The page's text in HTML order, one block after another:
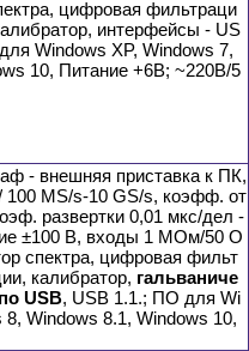
цифровая фильтраци
интерфейсы - US
Windows XP, Windows 7,
10, Питание +6В; ~220В/5
- внешняя приставка к ПК,
100 MS/s-10 GS/s, коэфф. от
развертки 0,01 мкс/дел -
±100 В, входы 1 МОм/50 О
спектра, цифровая фильт
калибратор, гальваниче
USB, USB 1.1.; ПО для Wi
Windows 8.1, Windows 10,